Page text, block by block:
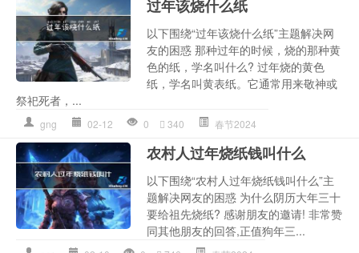
过年该烧什么纸
以下围绕“过年该烧什么纸”主题解决网
友的困惑 那种过年的时候，烧的那种黄
色的纸，学名叫什么? 过年烧的黄色
纸，学名叫黄表纸。它通常用来敬神或
祭祀死者，...
gng 02-12 0 340 春节2024
农村人过年烧纸钱叫什么
以下围绕“农村人过年烧纸钱叫什么”主
题解决网友的困惑 为什么阴历大年三十
要给祖先烧纸? 感谢朋友的邀请! 非常赞
同其他朋友的回答,正值狗年三...